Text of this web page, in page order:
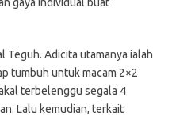
Teguh. Adicita utamanya ialah
tumbuh untuk macam 2×2
terbelenggu segala 4
Lalu kemudian, terkait